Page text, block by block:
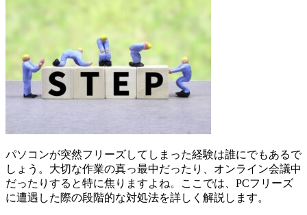
パソコンが突然フリーズしてしまった経験は誰にでもあるで
しょう。大切な作業の真っ最中だったり、オンライン会議中
だったりすると特に焦りますよね。ここでは、PCフリーズ
に遭遇した際の段階的な対処法を詳しく解説します。